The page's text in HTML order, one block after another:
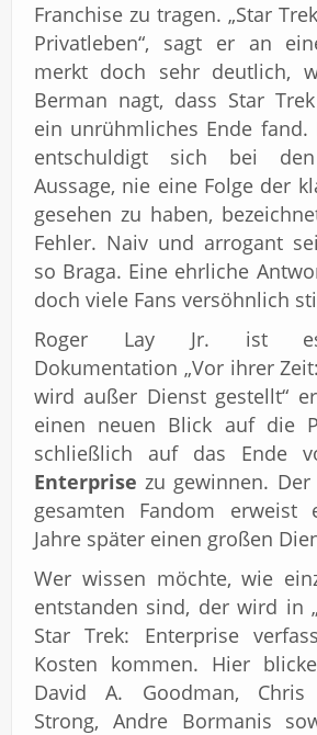
Franchise zu tragen. „Star
Privatleben“, sagt er an
merkt doch sehr deutlich,
Berman nagt, dass Star
ein unrühmliches Ende fand.
entschuldigt sich bei
Aussage, nie eine Folge der
gesehen zu haben,
Fehler. Naiv und arrogant
so Braga. Eine ehrliche
doch viele Fans versöhnlich
Roger Lay Jr. ist
Dokumentation „Vor ihrer
wird außer Dienst gestellt“
einen neuen Blick auf die
schließlich auf das Ende
Enterprise zu gewinnen.
gesamten Fandom erweist
Jahre später einen großen
Wer wissen möchte, wie
entstanden sind, der wird in
Star Trek: Enterprise
Kosten kommen. Hier
David A. Goodman, Chris
Strong, Andre Bormanis